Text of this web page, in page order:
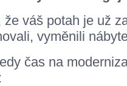
že váš potah je už
vyměnili
čas na